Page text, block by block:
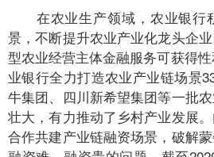
在农业生产领域，农业银行
景，不断提升农业产业化龙头企
型农业经营主体金融服务可获得
业银行全力打造农业产业链场景
牛集团、四川新希望集团等一批
壮大，有力推动了乡村产业发展
合作共建产业链融资场景，破解